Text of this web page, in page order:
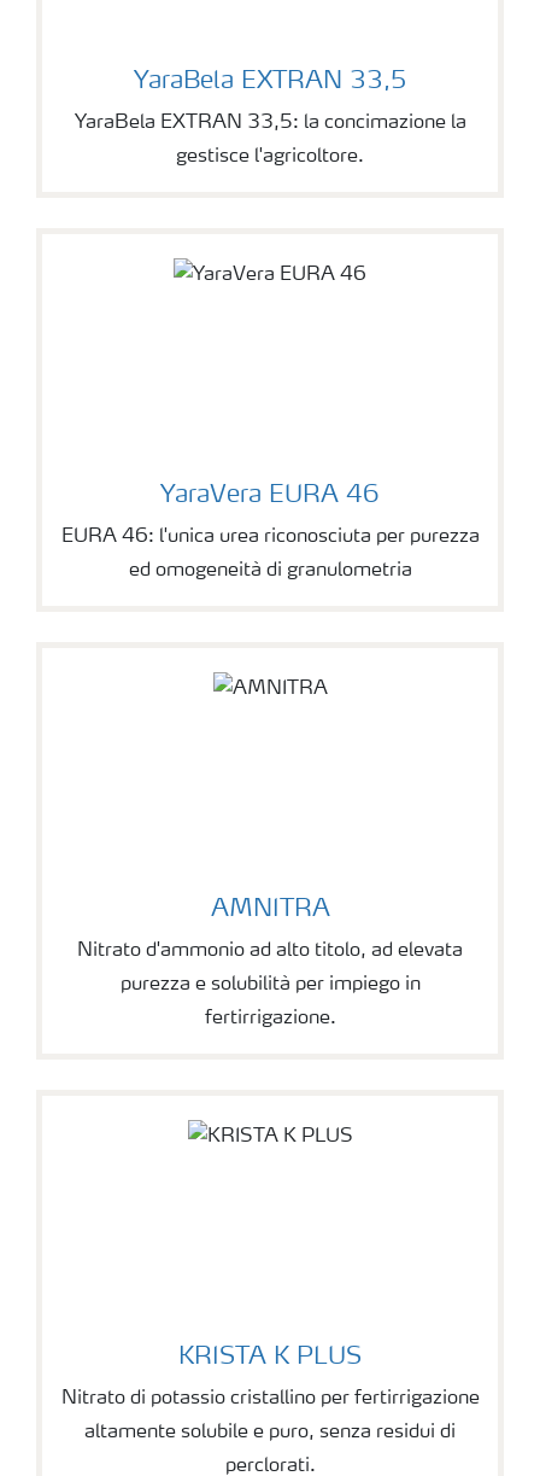
YaraBela EXTRAN 33,5
YaraBela EXTRAN 33,5: la concimazione la
gestisce l'agricoltore.
YaraVera EURA 46
EURA 46: l'unica urea riconosciuta per purezza
ed omogeneità di granulometria
AMNITRA
Nitrato d'ammonio ad alto titolo, ad elevata
purezza e solubilità per impiego in
fertirrigazione.
KRISTA K PLUS
Nitrato di potassio cristallino per fertirrigazione
altamente solubile e puro, senza residui di
perclorati.